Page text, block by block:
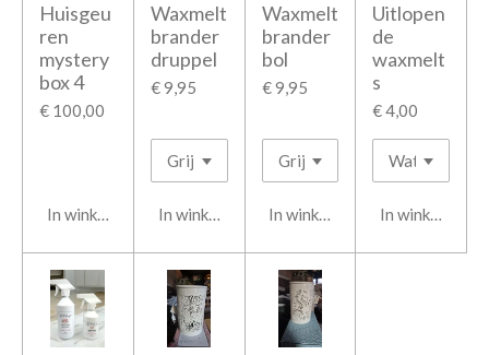
Huisgeu
ren
mystery
box 4
€ 100,00
In winkelwagen
Waxmelt
brander
druppel
€ 9,95
In winkelwagen
Waxmelt
brander
bol
€ 9,95
In winkelwagen
Uitlopen
de
waxmelt
s
€ 4,00
In